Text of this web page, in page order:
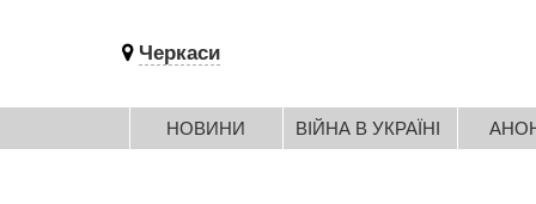
Черкаси
НОВИНИ ВІЙНА В УКРАЇНІ